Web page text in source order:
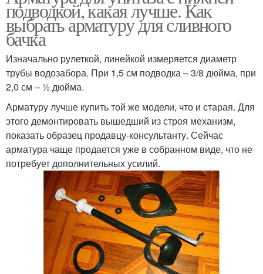
подводкой, какая лучше. Как
выбрать арматуру для сливного
бачка
Изначально рулеткой, линейкой измеряется диаметр
трубы водозабора. При 1,5 см подводка – 3/8 дюйма, при
2,0 см – ½ дюйма.
Арматуру лучше купить той же модели, что и старая. Для
этого демонтировать вышедший из строя механизм,
показать образец продавцу-консультанту. Сейчас
арматура чаще продается уже в собранном виде, что не
потребует дополнительных усилий.